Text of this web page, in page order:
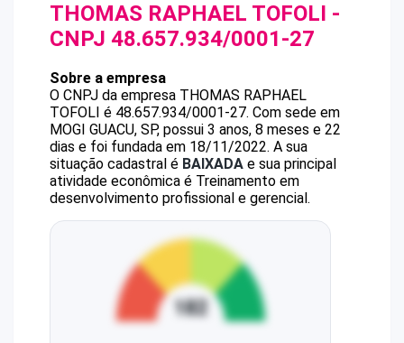
THOMAS RAPHAEL TOFOLI -
CNPJ 48.657.934/0001-27
Sobre a empresa
O CNPJ da empresa THOMAS RAPHAEL
TOFOLI é 48.657.934/0001-27. Com sede em
MOGI GUACU, SP, possui 3 anos, 8 meses e 22
dias e foi fundada em 18/11/2022. A sua
situação cadastral é BAIXADA e sua principal
atividade econômica é Treinamento em
desenvolvimento profissional e gerencial.